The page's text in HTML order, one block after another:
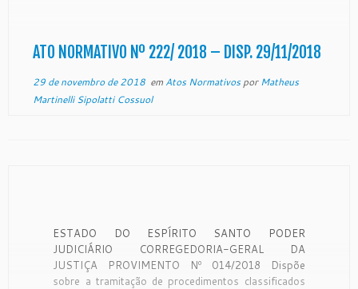
ATO NORMATIVO Nº 222/ 2018 – DISP. 29/11/2018
29 de novembro de 2018em Atos NormativosporMatheus
Martinelli Sipolatti Cossuol
ESTADO DO ESPÍRITO SANTO PODER
JUDICIÁRIO CORREGEDORIA-GERAL DA
JUSTIÇA PROVIMENTO Nº 014/2018 Dispõe
sobre a tramitação de procedimentos classificados